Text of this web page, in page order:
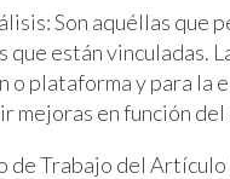
Son aquéllas que
que están vinculadas.
o plataforma y para la
mejoras en función
de Trabajo del